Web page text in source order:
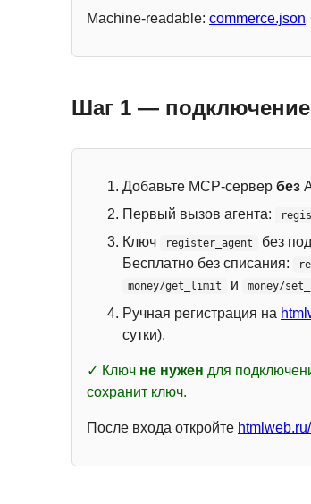
Machine-readable: commerce.json
Шаг 1 — подключение
Добавьте MCP-сервер без
Первый вызов агента:
Ключ
register_agent без
Бесплатно без списания:
money/get_limit и money/
Ручная регистрация на
сутки).
✓ Ключ не нужен для
сохранит ключ.
После входа откройте